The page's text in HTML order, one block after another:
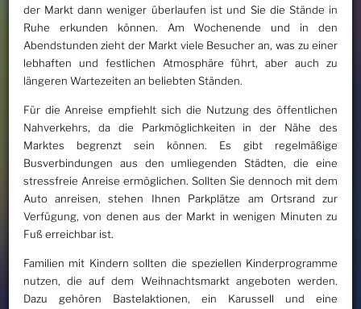
der Markt dann weniger überlaufen ist und Sie die Stände in
Ruhe erkunden können. Am Wochenende und in den
Abendstunden zieht der Markt viele Besucher an, was zu einer
lebhaften und festlichen Atmosphäre führt, aber auch zu
längeren Wartezeiten an beliebten Ständen.
Für die Anreise empfiehlt sich die Nutzung des öffentlichen
Nahverkehrs, da die Parkmöglichkeiten in der Nähe des
Marktes begrenzt sein können. Es gibt regelmäßige
Busverbindungen aus den umliegenden Städten, die eine
stressfreie Anreise ermöglichen. Sollten Sie dennoch mit dem
Auto anreisen, stehen Ihnen Parkplätze am Ortsrand zur
Verfügung, von denen aus der Markt in wenigen Minuten zu
Fuß erreichbar ist.
Familien mit Kindern sollten die speziellen Kinderprogramme
nutzen, die auf dem Weihnachtsmarkt angeboten werden.
Dazu gehören Bastelaktionen, ein Karussell und eine